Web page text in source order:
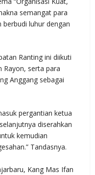
semangat para
luhur dengan
Ranting ini diikuti
Rayon, serta para
Anggang sebagai
pergantian ketua
diserahkan
kemudian
Tandasnya.
Kang Mas Ifan